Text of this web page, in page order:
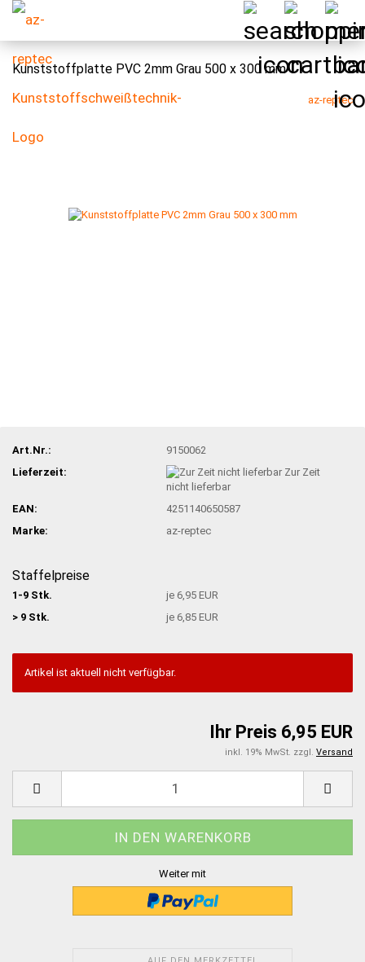
Kunststoffplatte PVC 2mm Grau 500 x 300 mm
az-reptec
Art.Nr.:
9150062
Lieferzeit:
Zur Zeit
nicht lieferbar
EAN:
4251140650587
Marke:
az-reptec
Staffelpreise
1-9 Stk.
je 6,95 EUR
> 9 Stk.
je 6,85 EUR
Artikel ist aktuell nicht verfügbar.
Ihr Preis 6,95 EUR
inkl. 19% MwSt. zzgl. Versand
Weiter mit